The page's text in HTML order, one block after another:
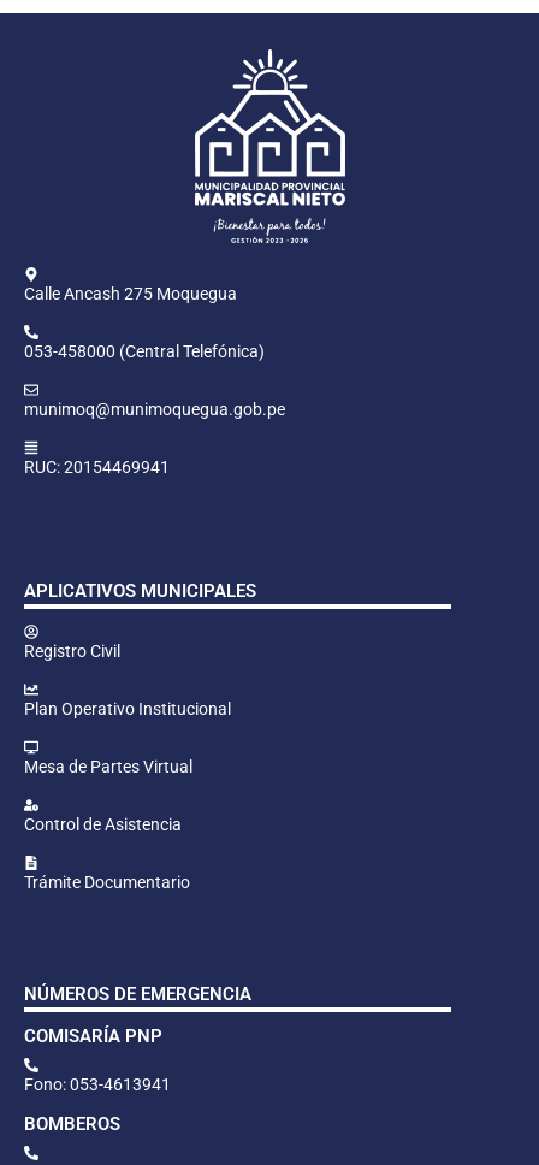
Calle Ancash 275 Moquegua
053-458000 (Central Telefónica)
munimoq@munimoquegua.gob.pe
RUC: 20154469941
APLICATIVOS MUNICIPALES
Registro Civil
Plan Operativo Institucional
Mesa de Partes Virtual
Control de Asistencia
Trámite Documentario
NÚMEROS DE EMERGENCIA
COMISARÍA PNP
Fono: 053-4613941
BOMBEROS